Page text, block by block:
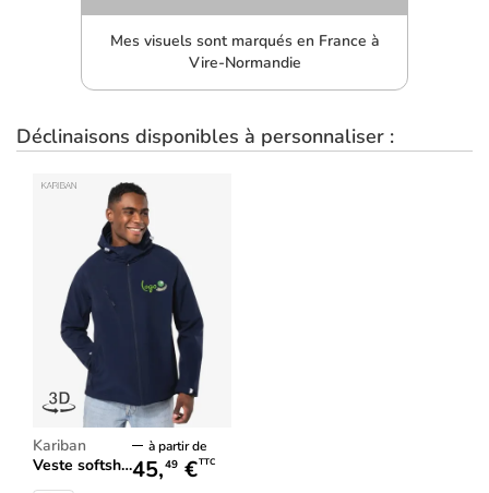
Mes visuels sont marqués en France à
Vire-Normandie
Déclinaisons disponibles à personnaliser :
Kariban
Veste softshell à capuche homme
à partir de
45,49 €TTC